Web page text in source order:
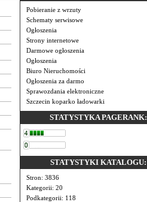
Pobieranie z wrzuty
Schematy serwisowe
Ogłoszenia
Strony internetowe
Darmowe ogłoszenia
Ogłoszenia
Biuro Nieruchomości
Ogłoszenia za darmo
Sprawozdania elektroniczne
Szczecin koparko ładowarki
STATYSTYKA PAGERANK:
STATYSTYKI KATALOGU:
Stron: 3836
Kategorii: 20
Podkategorii: 118